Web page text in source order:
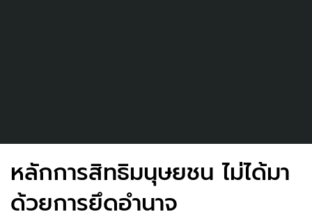
หลักการสิทธิมนุษยชน ไม่ได้มา
ด้วยการยึดอำนาจ